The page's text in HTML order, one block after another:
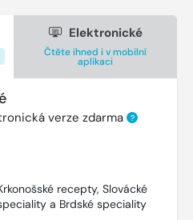
Elektronické
Čtěte ihned i v mobilní
aplikaci
verze zdarma ?
recepty, Slovácké
a Brdské speciality